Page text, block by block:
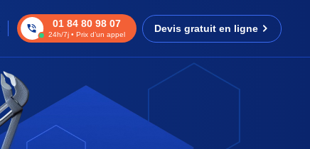
01 84 80 98 07
24h/7j • Prix d’un appel
Devis gratuit en ligne